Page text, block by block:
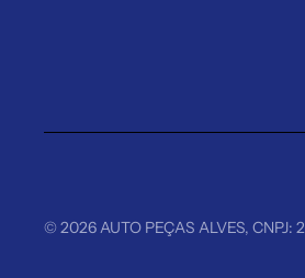
© 2026AUTO PEÇAS ALVES, CNPJ: